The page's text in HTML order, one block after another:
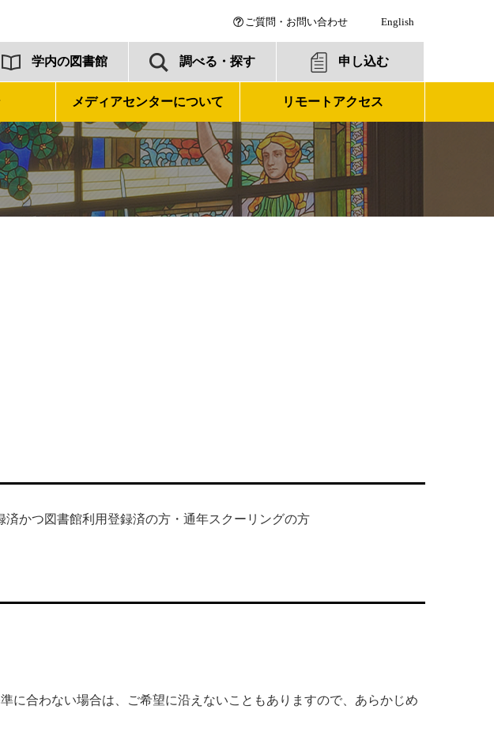
ご質問・お問い合わせ English
学内の図書館 調べる・探す 申し込む
メディアセンターについて リモートアクセス
かつ図書館利用登録済の方・通年スクーリングの方
に合わない場合は、ご希望に沿えないこともありますので、あらかじめ